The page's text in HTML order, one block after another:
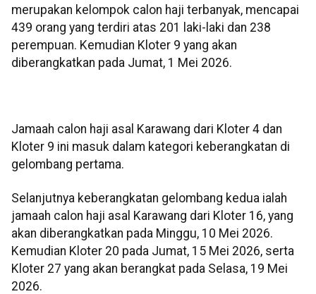
merupakan kelompok calon haji terbanyak, mencapai
439 orang yang terdiri atas 201 laki-laki dan 238
perempuan. Kemudian Kloter 9 yang akan
diberangkatkan pada Jumat, 1 Mei 2026.
Jamaah calon haji asal Karawang dari Kloter 4 dan
Kloter 9 ini masuk dalam kategori keberangkatan di
gelombang pertama.
Selanjutnya keberangkatan gelombang kedua ialah
jamaah calon haji asal Karawang dari Kloter 16, yang
akan diberangkatkan pada Minggu, 10 Mei 2026.
Kemudian Kloter 20 pada Jumat, 15 Mei 2026, serta
Kloter 27 yang akan berangkat pada Selasa, 19 Mei
2026.